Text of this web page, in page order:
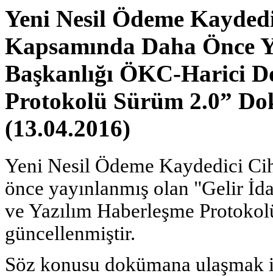
Yeni Nesil Ödeme
Kapsamında Daha Önce
Başkanlığı ÖKC-Harici
Protokolü Sürüm 2.0”
(13.04.2016)
Yeni Nesil Ödeme Kaydedici
önce yayınlanmış olan "Gelir
ve Yazılım Haberleşme
güncellenmiştir.
Söz konusu dokümana